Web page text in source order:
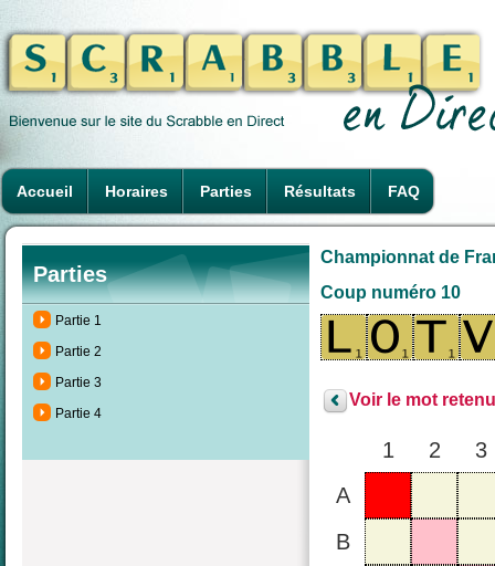
Accueil Horaires Parties Résultats FAQ
Parties
Partie 1
Partie 2
Partie 3
Partie 4
Championnat de
Coup numéro 10
Voir le mot
1 2
3
A
B